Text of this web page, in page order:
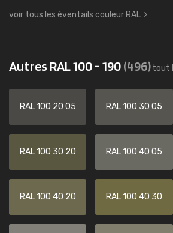
voir tous les éventails couleur RAL
Autres RAL 100 - 190(496)tout
RAL 100 20 05 RAL 100 30 05
RAL 100 30 20 RAL 100 40 05
RAL 100 40 20 RAL 100 40 30